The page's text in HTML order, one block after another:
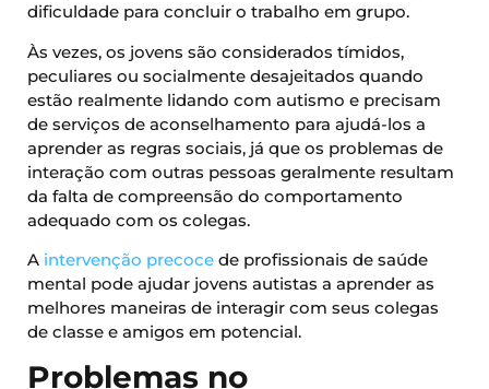
dificuldade para concluir o trabalho em grupo.
Às vezes, os jovens são considerados tímidos,
peculiares ou socialmente desajeitados quando
estão realmente lidando com autismo e precisam
de serviços de aconselhamento para ajudá-los a
aprender as regras sociais, já que os problemas de
interação com outras pessoas geralmente resultam
da falta de compreensão do comportamento
adequado com os colegas.
A intervenção precoce de profissionais de saúde
mental pode ajudar jovens autistas a aprender as
melhores maneiras de interagir com seus colegas
de classe e amigos em potencial.
Problemas no